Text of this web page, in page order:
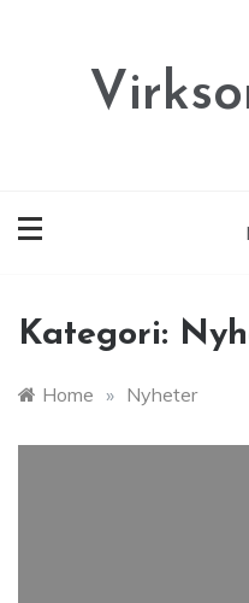
Kategori:
Home » Nyheter